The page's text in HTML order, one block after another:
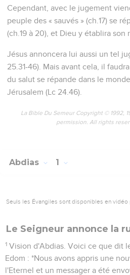
Cependant, avec le jugement
peuple des « sauvés » (ch.17) se
(ch.19 à 20), et Dieu y établira son
Jésus annoncera lui aussi un tel
25.31-46). Mais avant cela, il
du salut se répande dans le
Jérusalem (Lc 24.46).
La Bible Du Semeur Copyright © 1992,
permission. All rights
Abdias 1
Seuls les Évangiles sont disponibles en vidéo
Le Seigneur annonce la
1 Vision d'Abdias. Voici ce que dit
Edom : *Nous avons appris une
l'Eternel et un messager a été